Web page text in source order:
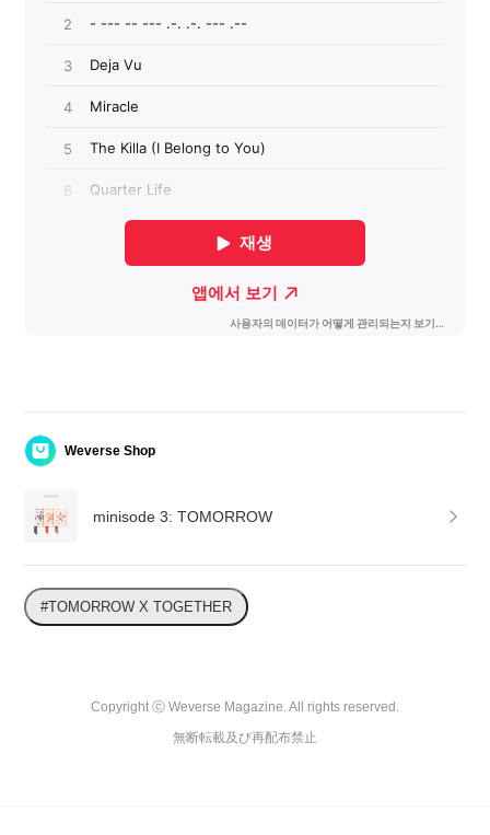
Weverse Shop
minisode 3: TOMORROW
#TOMORROW X TOGETHER
Copyright ⓒ Weverse Magazine. All rights reserved.
無断転載及び再配布禁止